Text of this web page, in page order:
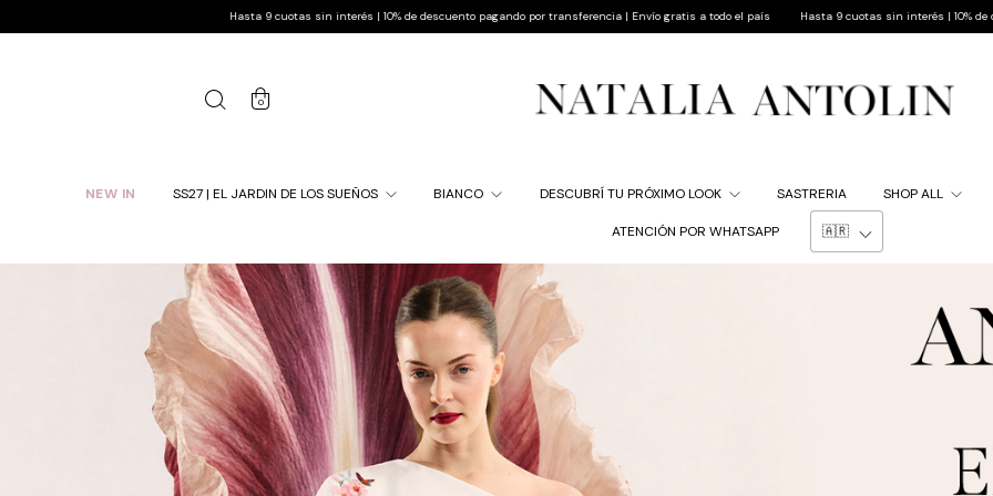
Hasta 9 cuotas sin interés | 10% de descuento pagando por transferencia | Envío gratis a todo el país Hasta 9 cuotas sin interés | 10% de descuento pagando por
0
NEW IN SS27 | EL JARDIN DE LOS SUEÑOS BIANCO DESCUBRÍ TU PRÓXIMO LOOK SASTRERIA SHOP ALL
ATENCIÓN POR WHATSAPP